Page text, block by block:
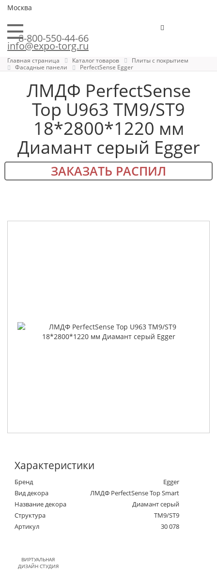
Москва
8-800-550-44-66
info@expo-torg.ru
Главная страница Каталог товаров
Плиты с покрытием
Фасадные панели
PerfectSense Egger
ЛМДФ PerfectSense
Top U963 TM9/ST9
18*2800*1220 мм
Диамант серый Egger
ЗАКАЗАТЬ РАСПИЛ
Характеристики
Бренд
Egger
Вид декора
ЛМДФ PerfectSense Top Smart
Название декора
Диамант серый
Структура
TM9/ST9
Артикул
30 078
ВИРТУАЛЬНАЯ
ДИЗАЙН СТУДИЯ